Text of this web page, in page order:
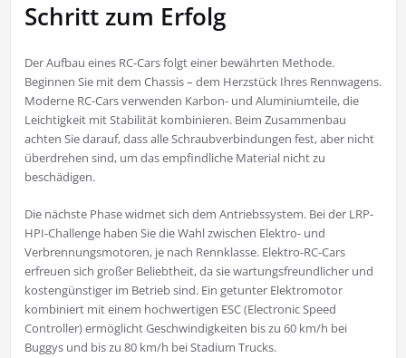
Schritt zum Erfolg
Der Aufbau eines RC-Cars folgt einer bewährten Methode.
Beginnen Sie mit dem Chassis – dem Herzstück Ihres Rennwagens.
Moderne RC-Cars verwenden Karbon- und Aluminiumteile, die
Leichtigkeit mit Stabilität kombinieren. Beim Zusammenbau
achten Sie darauf, dass alle Schraubverbindungen fest, aber nicht
überdrehen sind, um das empfindliche Material nicht zu
beschädigen.
Die nächste Phase widmet sich dem Antriebssystem. Bei der LRP-
HPI-Challenge haben Sie die Wahl zwischen Elektro- und
Verbrennungsmotoren, je nach Rennklasse. Elektro-RC-Cars
erfreuen sich großer Beliebtheit, da sie wartungsfreundlicher und
kostengünstiger im Betrieb sind. Ein getunter Elektromotor
kombiniert mit einem hochwertigen ESC (Electronic Speed
Controller) ermöglicht Geschwindigkeiten bis zu 60 km/h bei
Buggys und bis zu 80 km/h bei Stadium Trucks.